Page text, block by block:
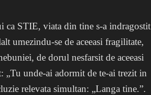
ca STIE, viata din tine s-a indragostit
umezindu-se de aceeasi fragilitate,
de dorul nesfarsit de aceeasi
„Tu unde-ai adormit de te-ai trezit in
relevata simultan: „Langa tine.”.